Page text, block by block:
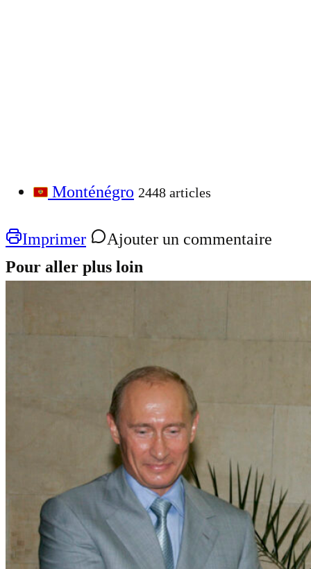
Monténégro 2448 articles
Imprimer
Ajouter un commentaire
Pour aller plus loin